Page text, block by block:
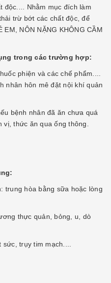
độc.... Nhằm mục đích làm
trừ bớt các chất độc, để
NÔN NẶNG KHÔNG CẦM
trong các trường hợp:
phiện và các chế phẩm....
nhân hôn mê đặt nội khí quản
bệnh nhân đã ăn chưa quá
thức ăn qua ống thông.
trung hòa bằng sữa hoặc lòng
thực quản, bỏng, u, dò
trụy tim mạch....